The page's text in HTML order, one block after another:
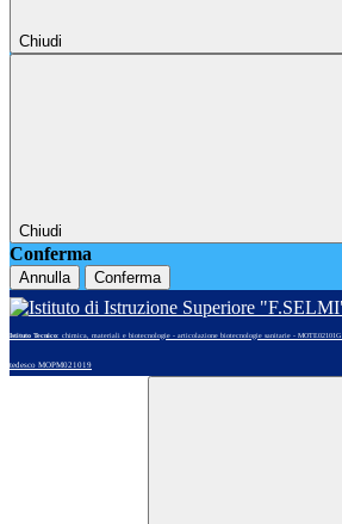
Chiudi
Chiudi
Conferma
Annulla Conferma
Istituto Tecnico: chimica, materiali e biotecnologie - articolazione biotecnologie sanitarie - MOTE02101G
tedesco MOPM021019